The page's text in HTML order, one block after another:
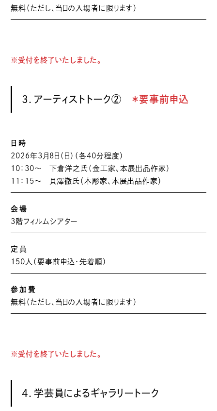
無料（ただし、当日の入場者に限ります）
※受付を終了いたしました。
3．アーティストトーク② ＊要事前申込
日時
2026年3月8日（日）（各40分程度）
10：30〜 下倉洋之氏（金工家、本展出品作家）
11：15～ 貝澤徹氏（木彫家、本展出品作家）
会場
3階フィルムシアター
定員
150人（要事前申込・先着順）
参加費
無料（ただし、当日の入場者に限ります）
※受付を終了いたしました。
4．学芸員によるギャラリートーク